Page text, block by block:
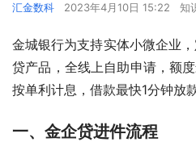
汇金数科 2023年4月10日 15:22 知
金城银行为支持实体小微企业
贷产品，全线上自助申请，额
按单利计息，借款最快1分钟放
一、金企贷进件流程